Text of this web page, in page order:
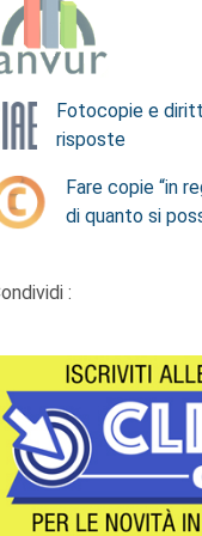
Fotocopie e
risposte
Fare copie “in
di quanto si
: